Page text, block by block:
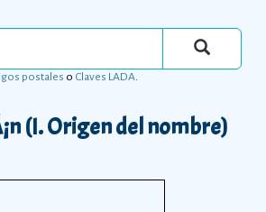
postales o Claves LADA.
(I. Origen del nombre)